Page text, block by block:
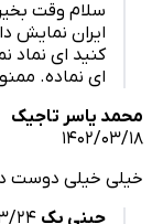
سلام وقت بخیر
ایران نمایش داده
کنید ای نماد
ای نماده. ممنونیم
یاسر تاجیک
خیلی دوست داشتم
جینی پک 03/24